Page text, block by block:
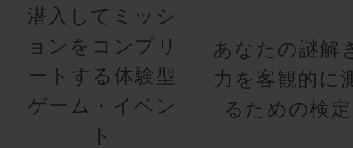
潜入してミッシ
ョンをコンプリ
ートする体験型
ゲーム・イベン
ト
あなたの謎解
力を客観的に
るための検定